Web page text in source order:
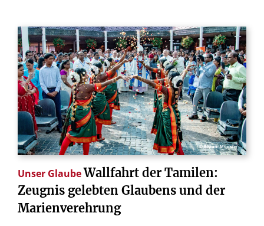
© Bistum Münster
Unser GlaubeWallfahrt der Tamilen:
Zeugnis gelebten Glaubens und der
Marienverehrung